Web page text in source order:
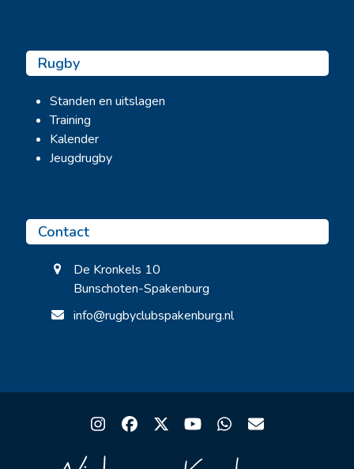
Rugby
Standen en uitslagen
Training
Kalender
Jeugdrugby
Contact
De Kronkels 10
Bunschoten-Spakenburg
info@rugbyclubspakenburg.nl
Instagram
Facebook
TwitterYouTubeWhatsapp
Email